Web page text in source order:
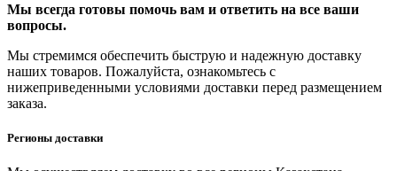
Мы всегда готовы помочь вам и ответить на все ваши
вопросы.
Мы стремимся обеспечить быструю и надежную доставку
наших товаров. Пожалуйста, ознакомьтесь с
нижеприведенными условиями доставки перед размещением
заказа.
Регионы доставки